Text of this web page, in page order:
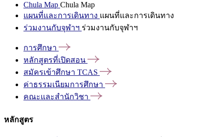
Chula Map Chula Map
แผนที่และการเดินทาง แผนที่และการเดินทาง
ร่วมงานกับจุฬาฯ ร่วมงานกับจุฬาฯ
การศึกษา
หลักสูตรที่เปิดสอน
สมัครเข้าศึกษา TCAS
ค่าธรรมเนียมการศึกษา
คณะและสำนักวิชา
หลักสูตร